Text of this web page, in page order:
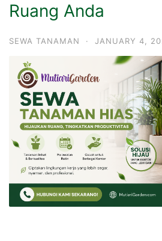
Ruang Anda
SEWA TANAMAN · JANUARY 4,